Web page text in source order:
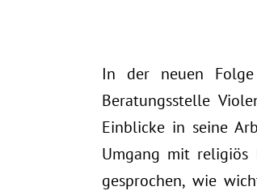
In der neuen
Beratungsstelle
Einblicke in seine
Umgang mit religiös
gesprochen, wie